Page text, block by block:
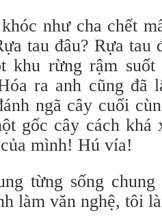
như cha chết
tau đâu? Rựa
khu rừng rậm
ra anh cũng đã
ngã cây cuối
gốc cây cách
mình! Hú vía!
từng sống
làm văn nghệ, tôi